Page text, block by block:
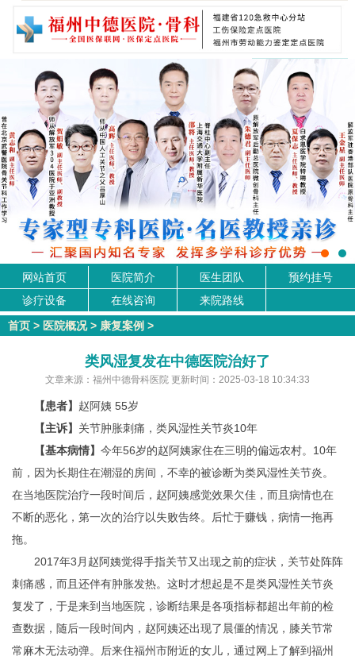
网站首页
诊疗设备
医院简介
在线咨询
医生团队
来院路线
预约挂号
首页 > 医院概况> 康复案例 >
类风湿复发在中德医院治好了
文章来源：福州中德骨科医院 更新时间：2025-03-18 10:34:33
【患者】 赵阿姨 55岁
【主诉】 关节肿胀刺痛，类风湿性关节炎10年
【基本病情】 今年56岁的赵阿姨家住在三明的偏远农村。10年
前，因为长期住在潮湿的房间，不幸的被诊断为类风湿性关节炎。
在当地医院治疗一段时间后，赵阿姨感觉效果欠佳，而且病情也在
不断的恶化，第一次的治疗以失败告终。后忙于赚钱，病情一拖再
拖。
2017年3月赵阿姨觉得手指关节又出现之前的症状，关节处阵阵
刺痛感，而且还伴有肿胀发热。这时才想起是不是类风湿性关节炎
复发了，于是来到当地医院，诊断结果是各项指标都超出年前的检
查数据，随后一段时间内，赵阿姨还出现了晨僵的情况，膝关节常
常麻木无法动弹。后来住福州市附近的女儿，通过网上了解到福州